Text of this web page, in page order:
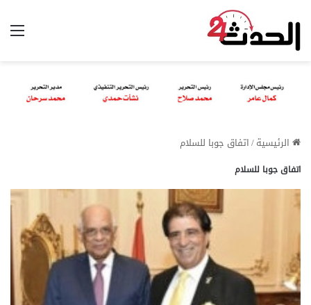
الرئيسية/اتفاق جوبا للسلام
اتفاق جوبا للسلام